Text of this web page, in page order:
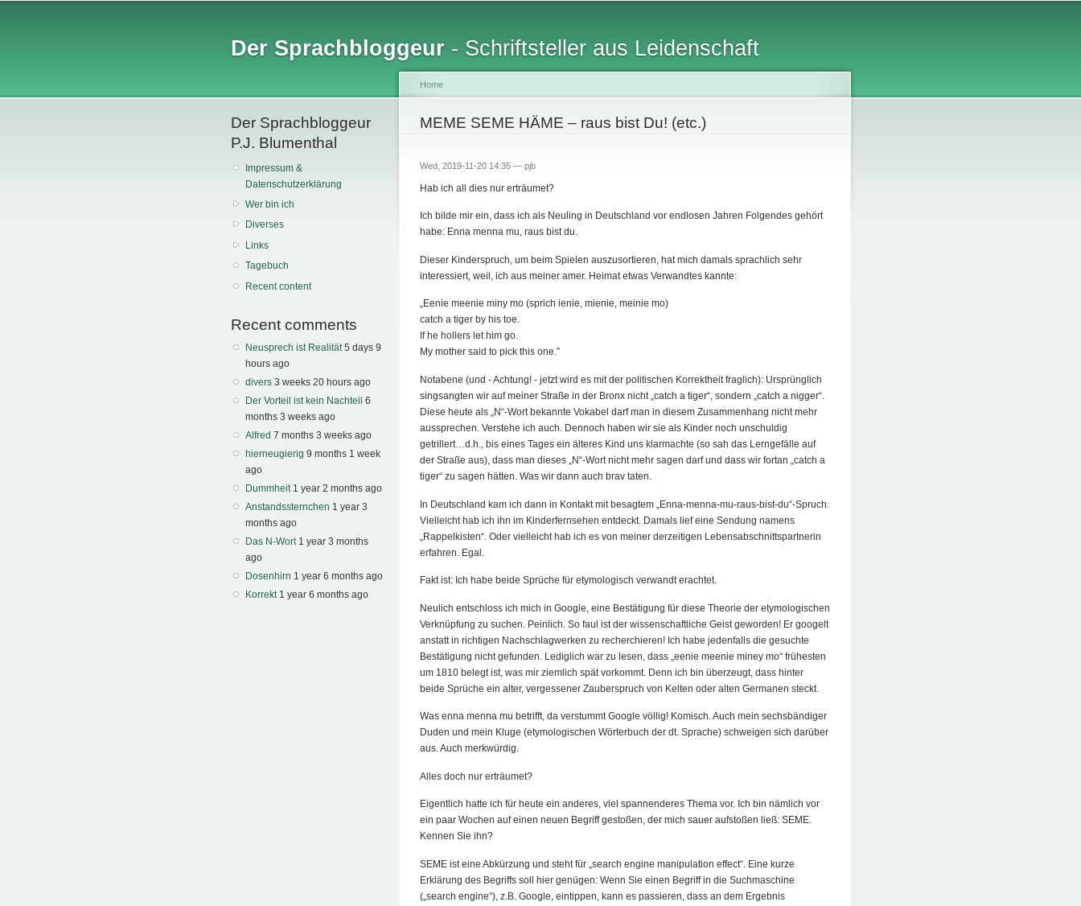
content
Der Sprachbloggeur - Schriftsteller aus Leidenschaft
Der Sprachbloggeur
P.J. Blumenthal
Impressum &
Datenschutzerklärung
Wer bin ich
Diverses
Links
Tagebuch
Recent content
Recent comments
Neusprech ist Realität 5 days 9
hours ago
divers 3 weeks 20 hours ago
Der Vorteil ist kein Nachteil 6
months 3 weeks ago
Alfred 7 months 3 weeks ago
hierneugierig 9 months 1 week
ago
Dummheit 1 year 2 months ago
Anstandssternchen 1 year 3
months ago
Das N-Wort 1 year 3 months
ago
Dosenhirn 1 year 6 months ago
Korrekt 1 year 6 months ago
You are here
Home
MEME SEME HÄME – raus bist Du! (etc.)
Wed, 2019-11-20 14:35 — pjb
Hab ich all dies nur erträumet?
Ich bilde mir ein, dass ich als Neuling in Deutschland vor endlosen Jahren Folgendes gehört
habe: Enna menna mu, raus bist du.
Dieser Kinderspruch, um beim Spielen auszusortieren, hat mich damals sprachlich sehr
interessiert, weil, ich aus meiner amer. Heimat etwas Verwandtes kannte:
„Eenie meenie miny mo (sprich ienie, mienie, meinie mo)
catch a tiger by his toe.
If he hollers let him go.
My mother said to pick this one.”
Notabene (und - Achtung! - jetzt wird es mit der politischen Korrektheit fraglich): Ursprünglich
singsangten wir auf meiner Straße in der Bronx nicht „catch a tiger“, sondern „catch a nigger“.
Diese heute als „N“-Wort bekannte Vokabel darf man in diesem Zusammenhang nicht mehr
aussprechen. Verstehe ich auch. Dennoch haben wir sie als Kinder noch unschuldig
getrillert…d.h., bis eines Tages ein älteres Kind uns klarmachte (so sah das Lerngefälle auf
der Straße aus), dass man dieses „N“-Wort nicht mehr sagen darf und dass wir fortan „catch a
tiger“ zu sagen hätten. Was wir dann auch brav taten.
In Deutschland kam ich dann in Kontakt mit besagtem „Enna-menna-mu-raus-bist-du“-Spruch.
Vielleicht hab ich ihn im Kinderfernsehen entdeckt. Damals lief eine Sendung namens
„Rappelkisten“. Oder vielleicht hab ich es von meiner derzeitigen Lebensabschnittspartnerin
erfahren. Egal.
Fakt ist: Ich habe beide Sprüche für etymologisch verwandt erachtet.
Neulich entschloss ich mich in Google, eine Bestätigung für diese Theorie der etymologischen
Verknüpfung zu suchen. Peinlich. So faul ist der wissenschaftliche Geist geworden! Er googelt
anstatt in richtigen Nachschlagwerken zu recherchieren! Ich habe jedenfalls die gesuchte
Bestätigung nicht gefunden. Lediglich war zu lesen, dass „eenie meenie miney mo“ frühesten
um 1810 belegt ist, was mir ziemlich spät vorkommt. Denn ich bin überzeugt, dass hinter
beide Sprüche ein alter, vergessener Zauberspruch von Kelten oder alten Germanen steckt.
Was enna menna mu betrifft, da verstummt Google völlig! Komisch. Auch mein sechsbändiger
Duden und mein Kluge (etymologischen Wörterbuch der dt. Sprache) schweigen sich darüber
aus. Auch merkwürdig.
Alles doch nur erträumet?
Eigentlich hatte ich für heute ein anderes, viel spannenderes Thema vor. Ich bin nämlich vor
ein paar Wochen auf einen neuen Begriff gestoßen, der mich sauer aufstoßen ließ: SEME.
Kennen Sie ihn?
SEME ist eine Abkürzung und steht für „search engine manipulation effect“. Eine kurze
Erklärung des Begriffs soll hier genügen: Wenn Sie einen Begriff in die Suchmaschine
(„search engine“), z.B. Google, eintippen, kann es passieren, dass an dem Ergebnis